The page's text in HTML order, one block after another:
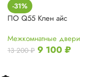
-31%
ПО Q55 Клен айс
Межкомнатные двери
13 200₽ 9 100₽